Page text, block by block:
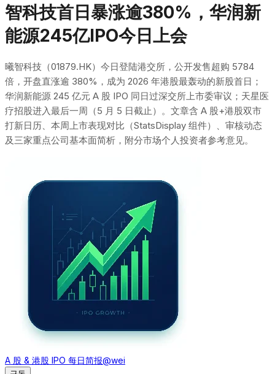
智科技首日暴涨逾380%，华润新
能源245亿IPO今日上会
曦智科技（01879.HK）今日登陆港交所，公开发售超购 5784
倍，开盘直涨逾 380%，成为 2026 年港股最轰动的新股首日；
华润新能源 245 亿元 A 股 IPO 同日过深交所上市委审议；天星医
疗招股进入最后一周（5 月 5 日截止）。文章含 A 股+港股双市
打新日历、本周上市表现对比（StatsDisplay 组件）、审核动态
及三家重点公司基本面简析，附分市场个人投资者参考意见。
A 股 & 港股 IPO 每日简报@wei